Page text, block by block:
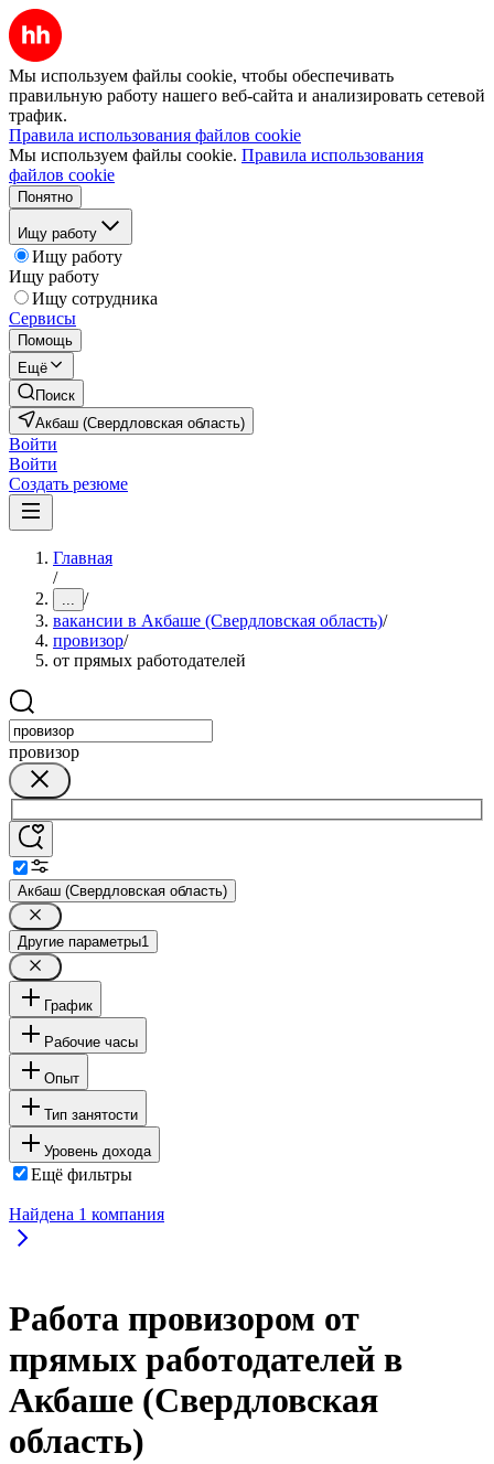
Мы используем файлы cookie, чтобы обеспечивать
правильную работу нашего веб-сайта и анализировать сетевой
трафик.
Правила использования файлов cookie
Мы используем файлы cookie. Правила использования
файлов cookie
Понятно
Ищу работу
Ищу работу
Ищу работу
Ищу сотрудника
Сервисы
Помощь
Ещё
Поиск
Акбаш (Свердловская область)
Войти
Войти
Создать резюме
Главная
/
... /
вакансии в Акбаше (Свердловская область)/
провизор/
от прямых работодателей
провизор
Акбаш (Свердловская область)
Другие параметры1
График
Рабочие часы
Опыт
Тип занятости
Уровень дохода
Ещё фильтры
Найдена 1 компания
Работа провизором от
прямых работодателей в
Акбаше (Свердловская
область)